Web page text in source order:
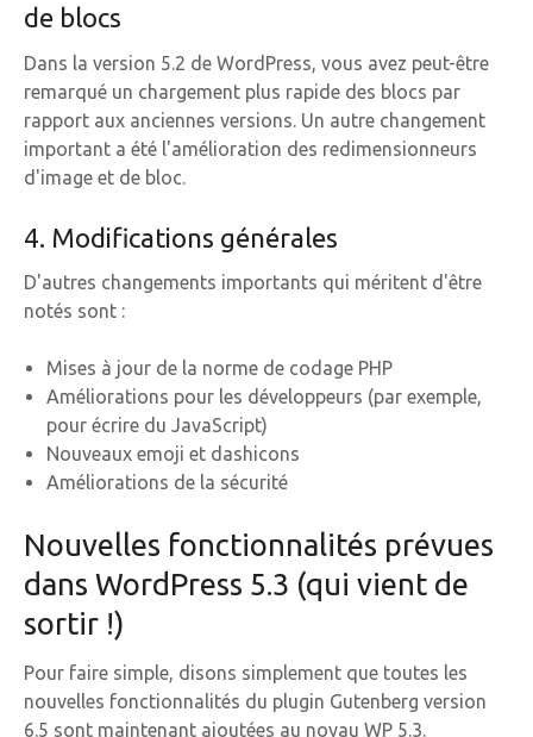
de blocs
Dans la version 5.2 de WordPress, vous avez peut-être
remarqué un chargement plus rapide des blocs par
rapport aux anciennes versions. Un autre changement
important a été l'amélioration des redimensionneurs
d'image et de bloc.
4. Modifications générales
D'autres changements importants qui méritent d'être
notés sont :
Mises à jour de la norme de codage PHP
Améliorations pour les développeurs (par exemple,
pour écrire du JavaScript)
Nouveaux emoji et dashicons
Améliorations de la sécurité
Nouvelles fonctionnalités prévues
dans WordPress 5.3 (qui vient de
sortir !)
Pour faire simple, disons simplement que toutes les
nouvelles fonctionnalités du plugin Gutenberg version
6.5 sont maintenant ajoutées au noyau WP 5.3.